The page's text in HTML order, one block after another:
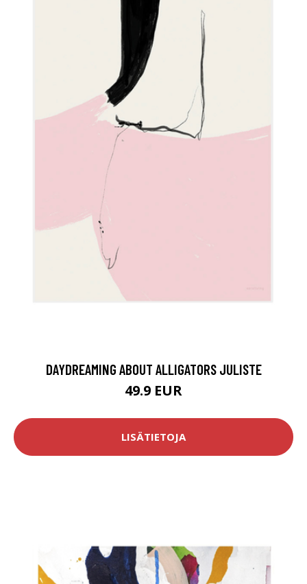
DAYDREAMING ABOUT ALLIGATORS JULISTE
49.9 EUR
LISÄTIETOJA